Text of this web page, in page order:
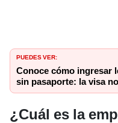
PUEDES VER:
Conoce cómo ingresar
sin pasaporte: la visa
¿Cuál es la